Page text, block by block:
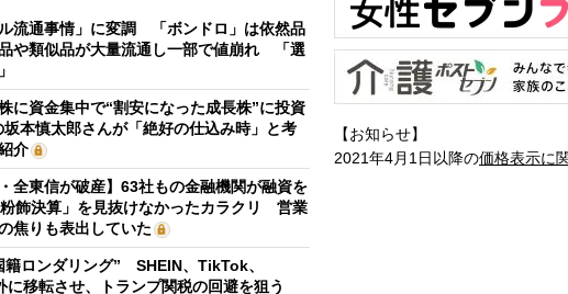
流通事情」に変調 「ボンドロ」は依然品
や類似品が大量流通し一部で値崩れ 「選
に資金集中で“割安になった成長株”に投資
本慎太郎さんが「絶好の仕込み時」と考
介
全東信が破産】63社もの金融機関が融資を
飾決算」を見抜けなかったカラクリ 営業
焦りも表出していた
籍ロンダリング” SHEIN、TikTok、
移転させ、トランプ関税の回避を狙う
【お知らせ】
2021年4月1日以降の価格表示に